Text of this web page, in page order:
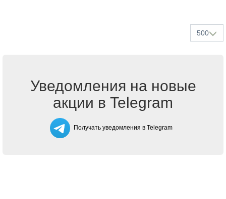
500
Уведомления на новые
акции в Telegram
Получать уведомления в Telegram